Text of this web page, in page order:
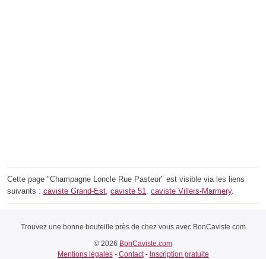
Cette page "Champagne Loncle Rue Pasteur" est visible via les liens
suivants : caviste Grand-Est, caviste 51, caviste Villers-Marmery.
Trouvez une bonne bouteille près de chez vous avec BonCaviste.com
© 2026 BonCaviste.com
Mentions légales- Contact- Inscription gratuite